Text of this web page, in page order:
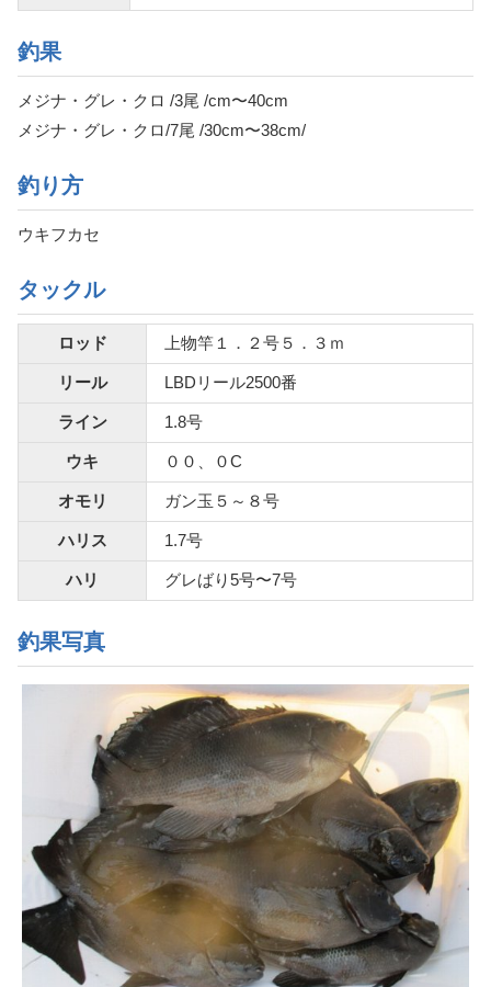
釣果
メジナ・グレ・クロ /3尾 /cm〜40cm
メジナ・グレ・クロ/7尾 /30cm〜38cm/
釣り方
ウキフカセ
タックル
ロッド 上物竿１．２号５．３ｍ
リール LBDリール2500番
ライン 1.8号
ウキ ００、０C
オモリ ガン玉５～８号
ハリス 1.7号
ハリ グレばり5号〜7号
釣果写真